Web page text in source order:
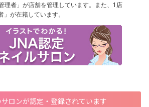
理者」が店舗を管理しています。また、1店
が在籍しています。
ロンが認定・登録されています